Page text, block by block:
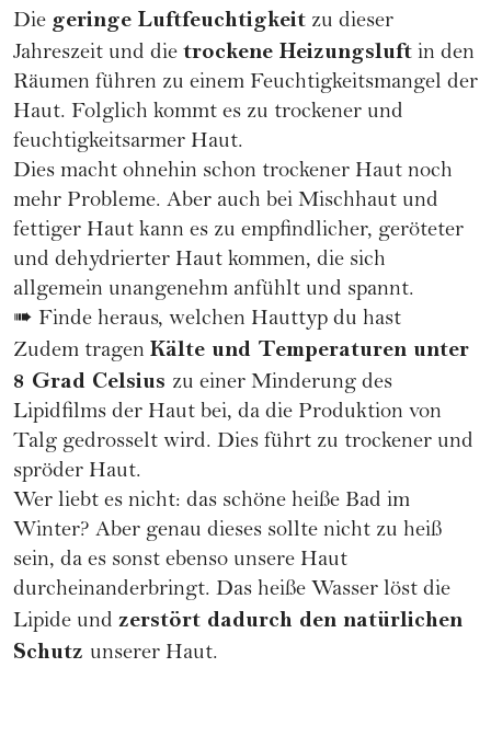
Die geringe Luftfeuchtigkeit zu dieser
Jahreszeit und die trockene Heizungsluft in den
Räumen führen zu einem Feuchtigkeitsmangel der
Haut. Folglich kommt es zu trockener und
feuchtigkeitsarmer Haut.
Dies macht ohnehin schon trockener Haut noch
mehr Probleme. Aber auch bei Mischhaut und
fettiger Haut kann es zu empfindlicher, geröteter
und dehydrierter Haut kommen, die sich
allgemein unangenehm anfühlt und spannt.
➠ Finde heraus, welchen Hauttyp du hast
Zudem tragen Kälte und Temperaturen unter
8 Grad Celsius zu einer Minderung des
Lipidfilms der Haut bei, da die Produktion von
Talg gedrosselt wird. Dies führt zu trockener und
spröder Haut.
Wer liebt es nicht: das schöne heiße Bad im
Winter? Aber genau dieses sollte nicht zu heiß
sein, da es sonst ebenso unsere Haut
durcheinanderbringt. Das heiße Wasser löst die
Lipide und zerstört dadurch den natürlichen
Schutz unserer Haut.